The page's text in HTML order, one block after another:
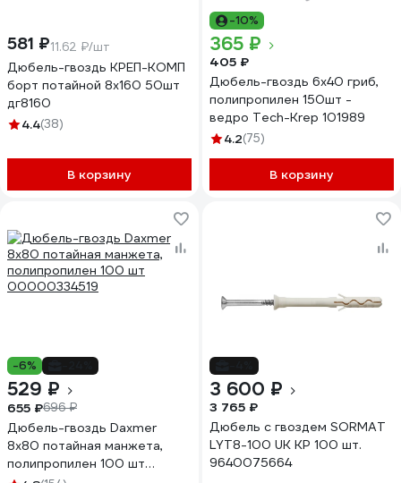
581 ₽11.62 ₽/шт
Дюбель-гвоздь КРЕП-КОМП
борт потайной 8х160 50шт
дг8160
4.4(38)
В корзину
-10%
365 ₽
405 ₽
Дюбель-гвоздь 6х40 гриб,
полипропилен 150шт -
ведро Tech-Krep 101989
4.2(75)
В корзину
-6%
529 ₽
655 ₽696 ₽
Дюбель-гвоздь Daxmer
8х80 потайная манжета,
полипропилен 100 шт
3 600 ₽
3 765 ₽
Дюбель с гвоздем SORMAT
LYT8-100 UK KP 100 шт.
9640075664